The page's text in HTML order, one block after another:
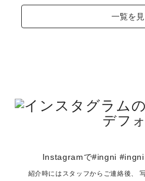
一覧を見
デフ
Instagramで#ingni #ingni
紹介時にはスタッフからご連絡後、